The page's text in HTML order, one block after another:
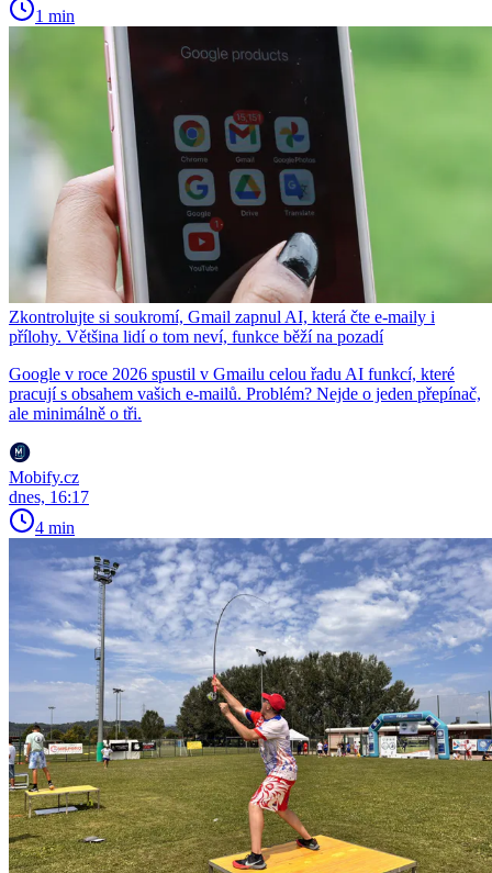
1 min
Zkontrolujte si soukromí, Gmail zapnul AI, která čte e-maily i
přílohy. Většina lidí o tom neví, funkce běží na pozadí
Google v roce 2026 spustil v Gmailu celou řadu AI funkcí, které
pracují s obsahem vašich e-mailů. Problém? Nejde o jeden přepínač,
ale minimálně o tři.
Mobify.cz
dnes, 16:17
4 min